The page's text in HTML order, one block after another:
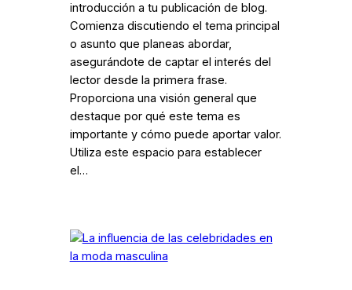
introducción a tu publicación de blog.
Comienza discutiendo el tema principal
o asunto que planeas abordar,
asegurándote de captar el interés del
lector desde la primera frase.
Proporciona una visión general que
destaque por qué este tema es
importante y cómo puede aportar valor.
Utiliza este espacio para establecer
el…